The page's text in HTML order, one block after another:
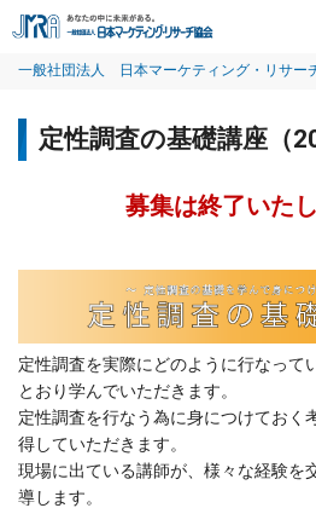
一般社団法人 日本マーケティング・リサー
定性調査の基礎講座（
募集は終了いたし
定性調査を実際にどのように行なって
とおり学んでいただきます。
定性調査を行なう為に身につけておく
得していただきます。
現場に出ている講師が、様々な経験を
導します。